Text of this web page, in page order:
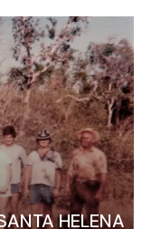
HELENA